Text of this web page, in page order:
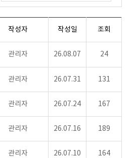
작성자 작성일 조회
관리자 26.08.07 24
관리자 26.07.31 131
관리자 26.07.24 167
관리자 26.07.16 189
관리자 26.07.10 164